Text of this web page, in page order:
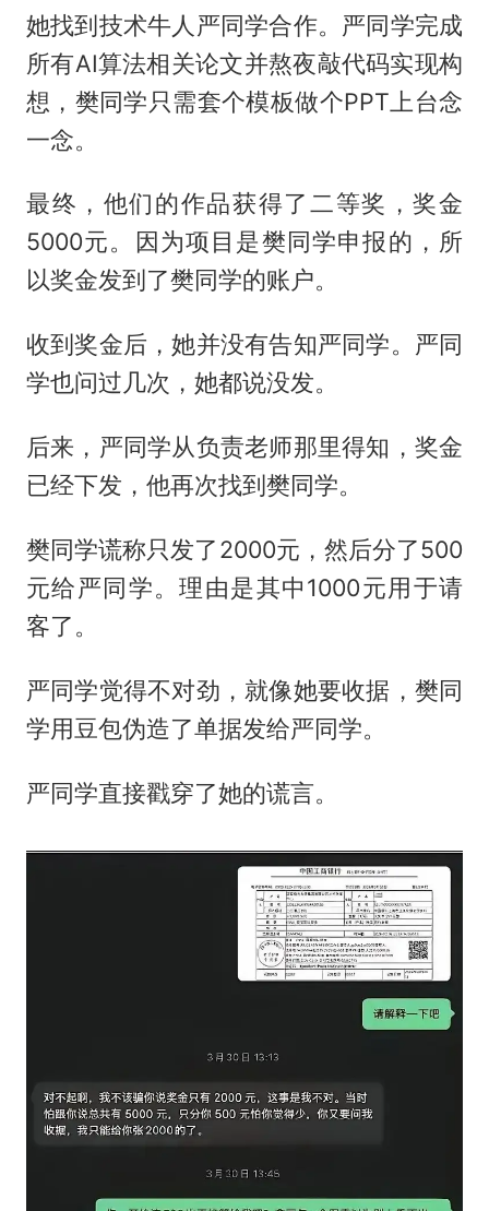
她找到技术牛人严同学合作。严同学完成
所有AI算法相关论文并熬夜敲代码实现构
想，樊同学只需套个模板做个PPT上台念
一念。
最终，他们的作品获得了二等奖，奖金
5000元。因为项目是樊同学申报的，所
以奖金发到了樊同学的账户。
收到奖金后，她并没有告知严同学。严同
学也问过几次，她都说没发。
后来，严同学从负责老师那里得知，奖金
已经下发，他再次找到樊同学。
樊同学谎称只发了2000元，然后分了500
元给严同学。理由是其中1000元用于请
客了。
严同学觉得不对劲，就像她要收据，樊同
学用豆包伪造了单据发给严同学。
严同学直接戳穿了她的谎言。